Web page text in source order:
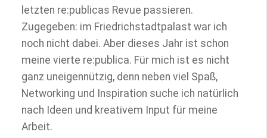
letzten re:publicas Revue passieren.
Zugegeben: im Friedrichstadtpalast war ich
noch nicht dabei. Aber dieses Jahr ist schon
meine vierte re:publica. Für mich ist es nicht
ganz uneigennützig, denn neben viel Spaß,
Networking und Inspiration suche ich natürlich
nach Ideen und kreativem Input für meine
Arbeit.